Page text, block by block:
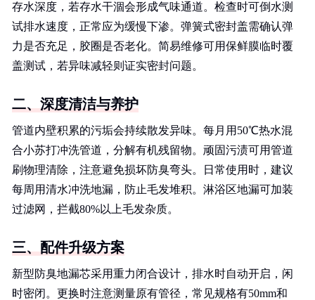
存水深度，若存水干涸会形成气味通道。检查时可倒水测
试排水速度，正常应为缓慢下渗。弹簧式密封盖需确认弹
力是否充足，胶圈是否老化。简易维修可用保鲜膜临时覆
盖测试，若异味减轻则证实密封问题。
二、深度清洁与养护
管道内壁积累的污垢会持续散发异味。每月用50℃热水混
合小苏打冲洗管道，分解有机残留物。顽固污渍可用管道
刷物理清除，注意避免损坏防臭弯头。日常使用时，建议
每周用清水冲洗地漏，防止毛发堆积。淋浴区地漏可加装
过滤网，拦截80%以上毛发杂质。
三、配件升级方案
新型防臭地漏芯采用重力闭合设计，排水时自动开启，闲
时密闭。更换时注意测量原有管径，常见规格有50mm和